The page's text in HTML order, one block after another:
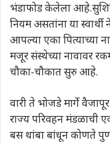
भंडाफोड केलेला
नियम असतांना या
आपल्या एका पित्याच्या
मजूर संस्थेच्या नावावर
चौका-चौकात सुरु आहे.
वारी ते भोजडे मार्गे
राज्य परिवहन मंडळाची
बस थांबा बांधून कोणते